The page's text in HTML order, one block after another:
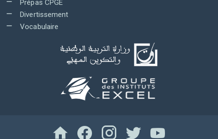
Prépas CPGE
Divertissement
Vocabulaire